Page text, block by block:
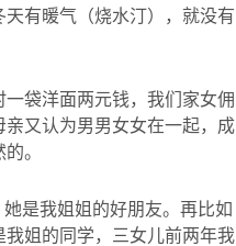
有暖气（烧水汀），就没有
袋洋面两元钱，我们家女佣
又认为男男女女在一起，成
。
是我姐姐的好朋友。再比如
姐的同学，三女儿前两年我